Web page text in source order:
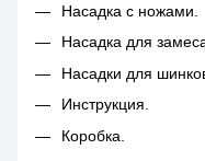
Насадка с ножами.
Насадка для
Насадки для
Инструкция.
Коробка.